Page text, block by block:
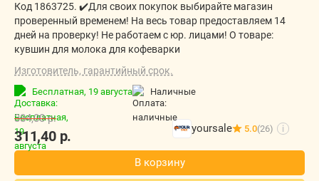
Код 1863725. ✔️Для своих покупок выбирайте магазин
проверенный временем! На весь товар предоставляем 14
дней на проверку! Не работаем с юр. лицами! О товаре:
кувшин для молока для кофеварки
Изготовитель, гарантийный срок.
Бесплатная, 19 августа наличные
311,40р.
384,00р.
yoursale 5.0(26) i
В корзину